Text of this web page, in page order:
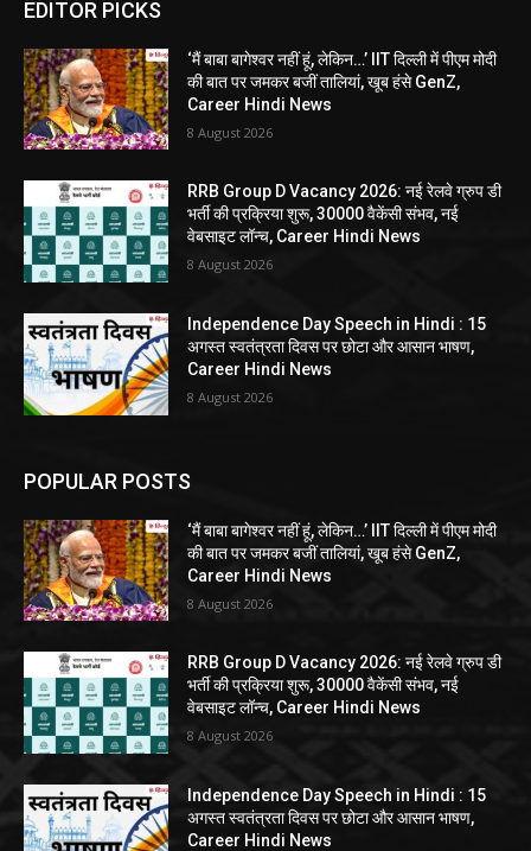
EDITOR PICKS
‘मैं बाबा बागेश्वर नहीं हूं, लेकिन…’ IIT दिल्ली में पीएम मोदी
की बात पर जमकर बजीं तालियां, खूब हंसे GenZ,
Career Hindi News
8 August 2026
RRB Group D Vacancy 2026: नई रेलवे ग्रुप डी
भर्ती की प्रक्रिया शुरू, 30000 वैकेंसी संभव, नई
वेबसाइट लॉन्च, Career Hindi News
8 August 2026
Independence Day Speech in Hindi : 15
अगस्त स्वतंत्रता दिवस पर छोटा और आसान भाषण,
Career Hindi News
8 August 2026
POPULAR POSTS
‘मैं बाबा बागेश्वर नहीं हूं, लेकिन…’ IIT दिल्ली में पीएम मोदी
की बात पर जमकर बजीं तालियां, खूब हंसे GenZ,
Career Hindi News
8 August 2026
RRB Group D Vacancy 2026: नई रेलवे ग्रुप डी
भर्ती की प्रक्रिया शुरू, 30000 वैकेंसी संभव, नई
वेबसाइट लॉन्च, Career Hindi News
8 August 2026
Independence Day Speech in Hindi : 15
अगस्त स्वतंत्रता दिवस पर छोटा और आसान भाषण,
Career Hindi News